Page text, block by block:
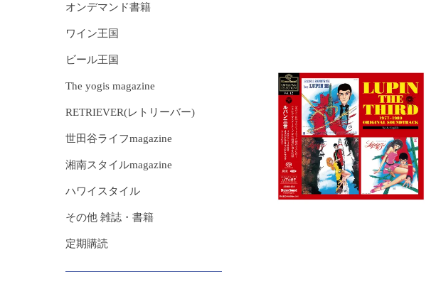
オンデマンド書籍
ワイン王国
ビール王国
The yogis magazine
RETRIEVER(レトリーバー)
世田谷ライフmagazine
湘南スタイルmagazine
ハワイスタイル
その他 雑誌・書籍
定期購読